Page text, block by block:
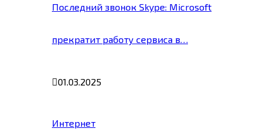
Последний звонок Skype: Microsoft
прекратит работу сервиса в…
01.03.2025
Интернет